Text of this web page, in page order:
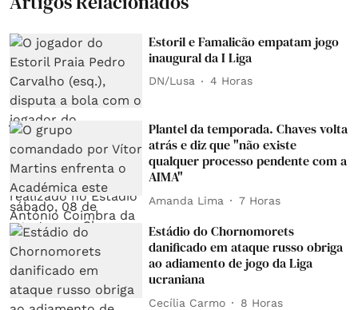
Estoril e Famalicão empatam jogo
inaugural da I Liga
DN/Lusa 4 Horas
Plantel da temporada. Chaves volta
atrás e diz que "não existe
qualquer processo pendente com a
AIMA"
Amanda Lima 7 Horas
Estádio do Chornomorets
danificado em ataque russo obriga
ao adiamento de jogo da Liga
ucraniana
Cecília Carmo 8 Horas